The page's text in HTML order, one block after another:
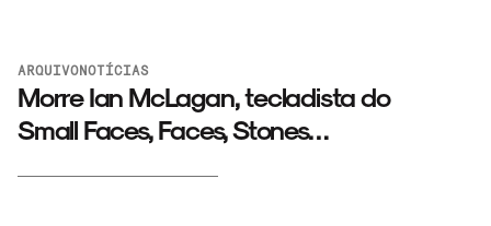
ARQUIVONOTÍCIAS
Morre Ian McLagan, tecladista do
Small Faces, Faces, Stones…